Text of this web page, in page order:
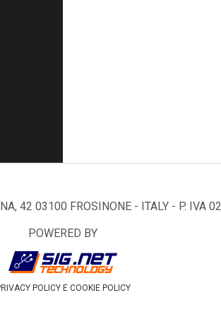
42 03100 FROSINONE - ITALY - P. IVA
POWERED BY
POLICY E COOKIE POLICY